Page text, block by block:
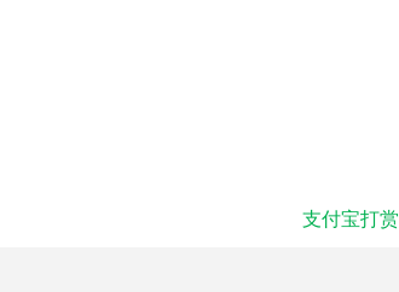
支付宝打赏